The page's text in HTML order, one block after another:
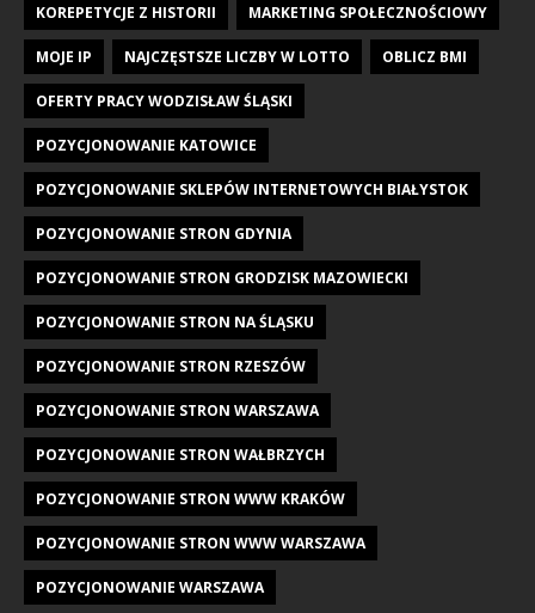
KOREPETYCJE Z HISTORII MARKETING SPOŁECZNOŚCIOWY
MOJE IP NAJCZĘSTSZE LICZBY W LOTTO OBLICZ BMI
OFERTY PRACY WODZISŁAW ŚLĄSKI
POZYCJONOWANIE KATOWICE
POZYCJONOWANIE SKLEPÓW INTERNETOWYCH BIAŁYSTOK
POZYCJONOWANIE STRON GDYNIA
POZYCJONOWANIE STRON GRODZISK MAZOWIECKI
POZYCJONOWANIE STRON NA ŚLĄSKU
POZYCJONOWANIE STRON RZESZÓW
POZYCJONOWANIE STRON WARSZAWA
POZYCJONOWANIE STRON WAŁBRZYCH
POZYCJONOWANIE STRON WWW KRAKÓW
POZYCJONOWANIE STRON WWW WARSZAWA
POZYCJONOWANIE WARSZAWA